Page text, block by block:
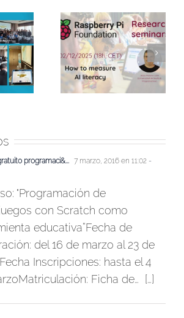
en los
de
de
Finaliza la primera
edición de la
experiencia formativa
en IA con Sevilla
programaci&... 7 marzo, 2016 en 11:02 -
"Programación de
con Scratch como
educativa”Fecha de
del 16 de marzo al 23 de
Inscripciones: hasta el 4
Ficha de… […]